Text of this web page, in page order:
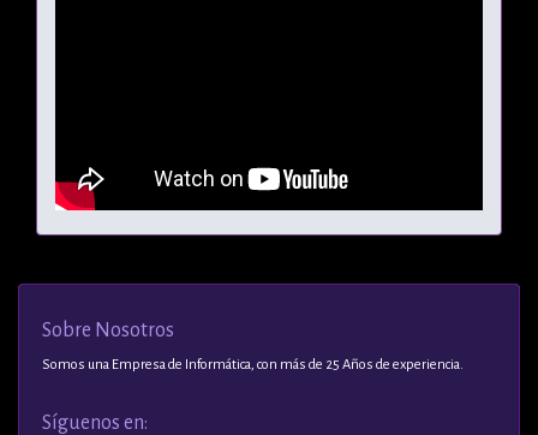
Sobre Nosotros
Somos una Empresa de Informática, con más de 25 Años de experiencia.
Síguenos en: